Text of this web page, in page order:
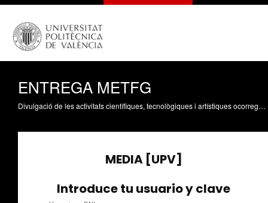
ENTREGA METFG
Divulgació de les activitats científiques, tecnològiques i artístiques ocorregudes en els tres campus de la UPV